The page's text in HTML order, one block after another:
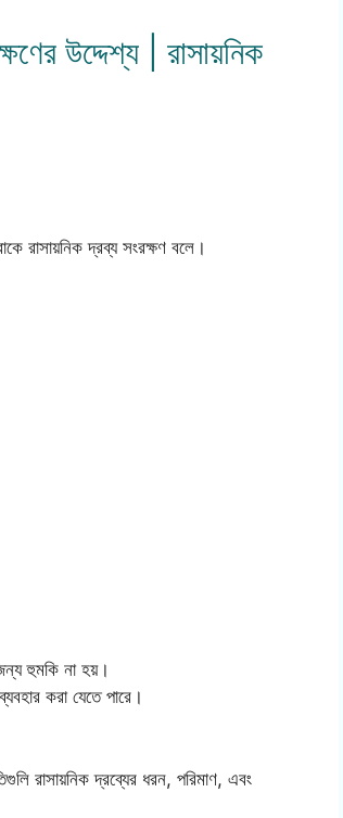
উদ্দেশ্য | রাসায়নিক
রাসায়নিক দ্রব্য সংরক্ষণ বলে।
হুমকি না হয়।
করা যেতে পারে।
রাসায়নিক দ্রব্যের ধরন, পরিমাণ, এবং